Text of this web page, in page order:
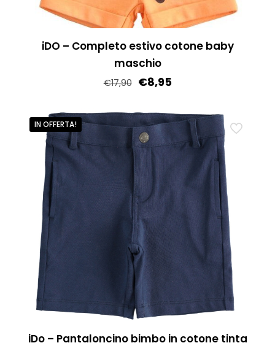
iDO – Completo estivo cotone baby
maschio
€17,90 €8,95
prodotto
ha
Le
opzioni
possono
essere
scelte
nella
del
IN OFFERTA!
iDo – Pantaloncino bimbo in cotone tinta